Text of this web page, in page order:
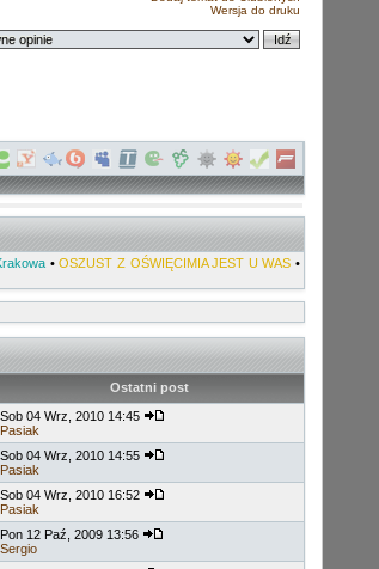
Wersja do druku
•OSZUST Z OŚWIĘCIMIA JEST U WAS •
Ostatni post
Sob 04 Wrz, 2010 14:45
Pasiak
Sob 04 Wrz, 2010 14:55
Pasiak
Sob 04 Wrz, 2010 16:52
Pasiak
Pon 12 Paź, 2009 13:56
Sergio